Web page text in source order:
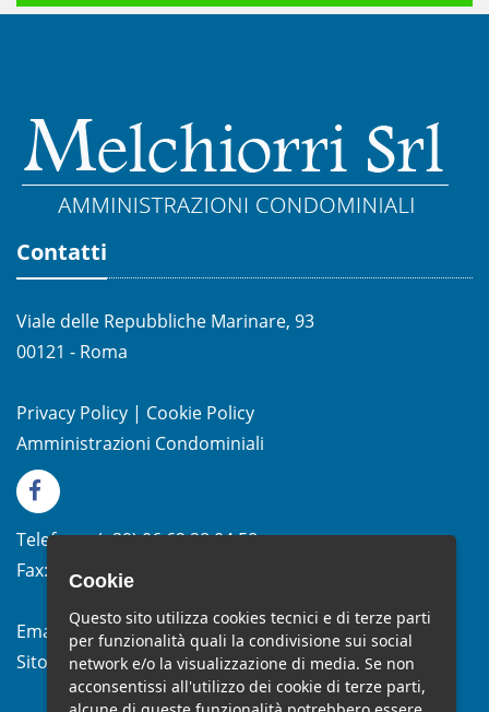
Contatti
Viale delle Repubbliche Marinare, 93
00121 - Roma
Privacy Policy | Cookie Policy
Amministrazioni Condominiali
Telefono:(+39)06.62.28.04.58
Fax:
(+39) 06.99.33.19.10
Email: info@studiomelchiorri.it
Sito Web:www.stmelchiorri.it
Cookie
Questo sito utilizza cookies tecnici e di terze parti
per funzionalità quali la condivisione sui social
network e/o la visualizzazione di media. Se non
acconsentissi all'utilizzo dei cookie di terze parti,